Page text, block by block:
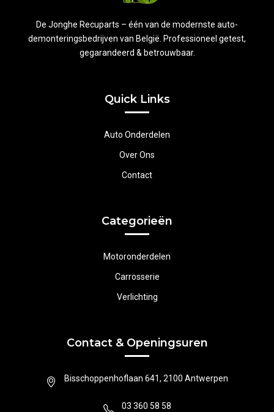
De Jonghe Recuparts – één van de modernste auto-
demonteringsbedrijven van België. Professioneel getest,
gegarandeerd & betrouwbaar.
Quick Links
Auto Onderdelen
Over Ons
Contact
Categorieën
Motoronderdelen
Carrosserie
Verlichting
Contact & Openingsuren
Bisschoppenhoflaan 641, 2100 Antwerpen
03 360 58 58